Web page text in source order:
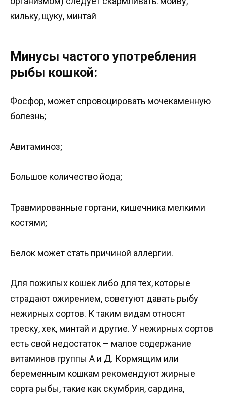
кильку, щуку, минтай
Минусы частого употребления
рыбы кошкой:
Фосфор, может спровоцировать мочекаменную
болезнь;
Авитаминоз;
Большое количество йода;
Травмированные гортани, кишечника мелкими
костями;
Белок может стать причиной аллергии.
Для пожилых кошек либо для тех, которые
страдают ожирением, советуют давать рыбу
нежирных сортов. К таким видам относят
треску, хек, минтай и другие. У нежирных сортов
есть свой недостаток – малое содержание
витаминов группы А и Д. Кормящим или
беременным кошкам рекомендуют жирные
сорта рыбы, такие как скумбрия, сардина,